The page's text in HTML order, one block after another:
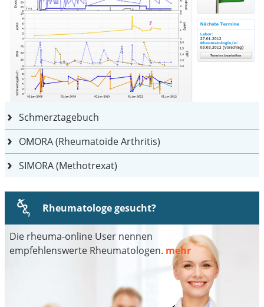
Schmerztagebuch
OMORA (Rheumatoide Arthritis)
SIMORA (Methotrexat)
Rheumatologe gesucht?
Die rheuma-online User nennen
empfehlenswerte Rheumatologen. mehr